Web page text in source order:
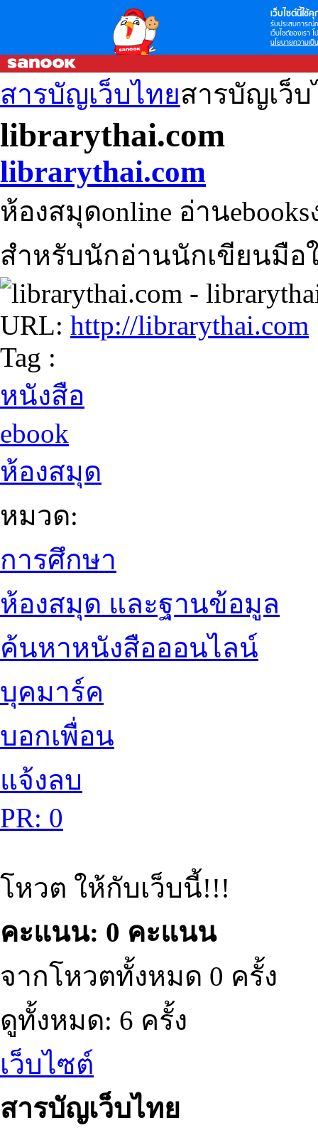
เว็บไซต์นี้ใช้คุ
รับประสบการณ์
เว็บไซต์ของเรา
นโยบายความเป็
สารบัญเว็บไทยสารบัญเว็
librarythai.com
librarythai.com
ห้องสมุดonline อ่าน
สำหรับนักอ่านนักเขียนมือ
URL: http://librarythai.com
Tag :
หนังสือ
ebook
ห้องสมุด
หมวด:
การศึกษา
ห้องสมุด และฐานข้อมูล
ค้นหาหนังสือออนไลน์
บุคมาร์ค
บอกเพื่อน
แจ้งลบ
PR: 0
โหวต ให้กับเว็บนี้!!!
คะแนน: 0 คะแนน
จากโหวตทั้งหมด 0 ครั้ง
ดูทั้งหมด: 6 ครั้ง
เว็บไซต์
สารบัญเว็บไทย